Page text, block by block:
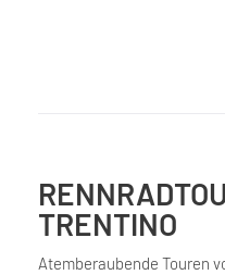
TRENTINO
Atemberaubende Touren